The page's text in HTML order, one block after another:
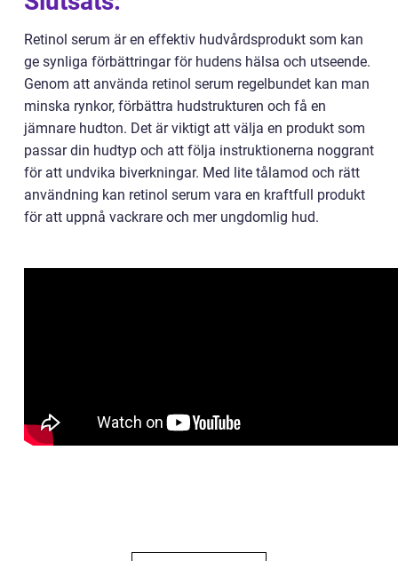
Retinol serum är en effektiv hudvårdsprodukt som kan
ge synliga förbättringar för hudens hälsa och utseende.
Genom att använda retinol serum regelbundet kan man
minska rynkor, förbättra hudstrukturen och få en
jämnare hudton. Det är viktigt att välja en produkt som
passar din hudtyp och att följa instruktionerna noggrant
för att undvika biverkningar. Med lite tålamod och rätt
användning kan retinol serum vara en kraftfull produkt
för att uppnå vackrare och mer ungdomlig hud.